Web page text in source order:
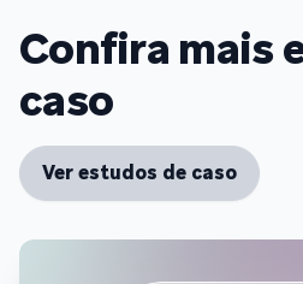
Confira mais
caso
Ver estudos de caso